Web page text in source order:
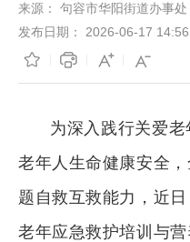
来源： 句容市华阳街道办事处
发布日期：
2026-06-17 14:56
为深入践行关爱
老年人生命健康安全
题自救互救能力，近
老年应急救护培训与